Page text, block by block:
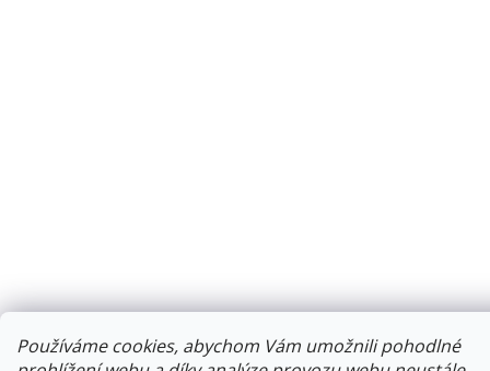
Používáme cookies, abychom Vám umožnili pohodlné